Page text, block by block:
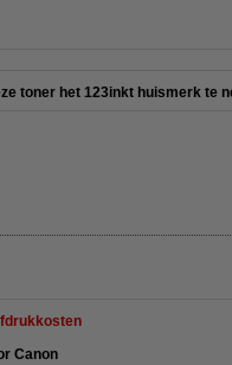
toner het 123inkt huismerk te
Canon